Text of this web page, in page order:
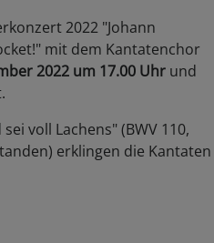
2022 "Johann
mit dem Kantatenchor
2022 um 17.00 Uhr und
voll Lachens" (BWV 110,
erklingen die Kantaten